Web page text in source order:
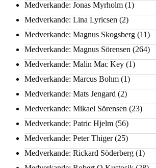
Medverkande: Jonas Myrholm (1)
Medverkande: Lina Lyricsen (2)
Medverkande: Magnus Skogsberg (11)
Medverkande: Magnus Sörensen (264)
Medverkande: Malin Mac Key (1)
Medverkande: Marcus Bohm (1)
Medverkande: Mats Jengard (2)
Medverkande: Mikael Sörensen (23)
Medverkande: Patric Hjelm (56)
Medverkande: Peter Thiger(25)
Medverkande: Rickard Söderberg (1)